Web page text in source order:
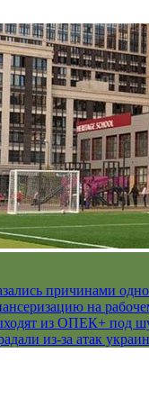
причинами
на
из ОПЕК+ под
из-за атак